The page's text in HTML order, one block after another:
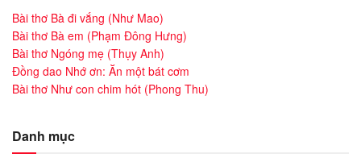
Bài thơ Bà đi vắng (Như Mao)
Bài thơ Bà em (Phạm Đông Hưng)
Bài thơ Ngóng mẹ (Thụy Anh)
Đồng dao Nhớ ơn: Ăn một bát cơm
Bài thơ Như con chim hót (Phong Thu)
Danh mục